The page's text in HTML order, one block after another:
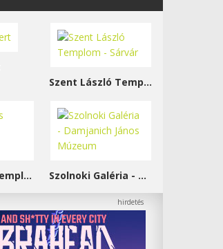
Szent László Templom - Sárvár
Református templom - Salgótarján Szolnoki Galéria - Damjanich János Múzeum